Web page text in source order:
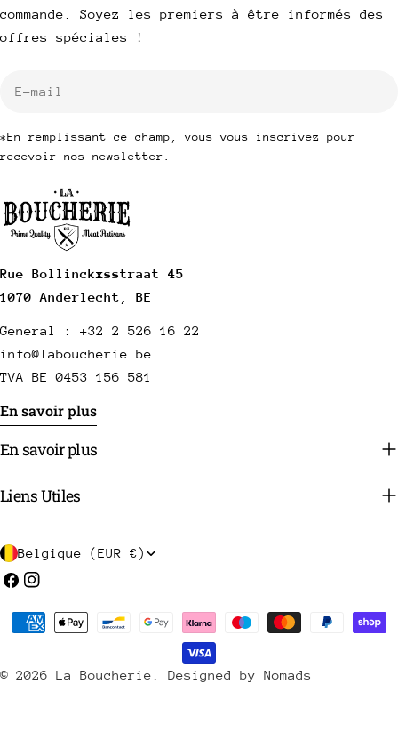
Rue Bollinckxsstraat 45
1070 Anderlecht, BE
General : +32 2 526 16 22
info@laboucherie.be
TVA BE 0453 156 581
En savoir plus
En savoir plus
Liens Utiles
commande. Soyez les premiers à être informés des
offres spéciales !
*En remplissant ce champ, vous vous inscrivez pour
recevoir nos newsletter.
P
a
/
Belgique (EUR €)
Facebook
Instagram
© 2026 La Boucherie Designed by Nomads
Méthodes
payement